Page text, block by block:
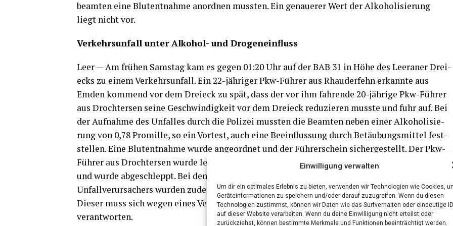
Einwilligung verwalten
Um dir ein optimales Erlebnis zu bieten, verwenden wir Technologien wie Cookies,
Geräteinformationen zu speichern und/oder darauf zuzugreifen. Wenn du diesen
Technologien zustimmst, können wir Daten wie das Surfverhalten oder eindeutige
auf dieser Website verarbeiten. Wenn du deine Einwilligung nicht erteilst oder
zurückziehst, können bestimmte Merkmale und Funktionen beeinträchtigt werden.
be­am­ten eine Blut­ent­nah­me anord­nen muss­ten. Ein genaue­rer Wert der Alko­ho­li­sie­rung
liegt nicht vor.
Ver­kehrs­un­fall unter Alko­hol- und Drogeneinfluss
Leer — Am frü­hen Sams­tag kam es gegen 01:20 Uhr auf der BAB 31 in Höhe des Leera­ner Drei­
ecks zu einem Ver­kehrs­un­fall. Ein 22-jäh­ri­ger Pkw-Füh­rer aus Rhau­der­fehn erkann­te aus
Emden kom­mend vor dem Drei­eck zu spät, dass der vor ihm fah­ren­de 20-jäh­ri­ge Pkw-Füh­rer
aus Droch­ter­sen sei­ne Geschwin­dig­keit vor dem Drei­eck redu­zie­ren muss­te und fuhr auf. Bei
der Auf­nah­me des Unfal­les durch die Poli­zei muss­ten die Beam­ten neben einer Alko­ho­li­sie­
rung von 0,78 Pro­mil­le, so ein Vor­test, auch eine Beein­flus­sung durch Betäu­bungs­mit­tel fest­
stel­len. Eine Blut­ent­nah­me wur­de ange­ord­net und der Füh­rer­schein sicher­ge­stellt. Der Pkw-
Füh­rer aus Droch­ter­sen wur­de leicht ver­letzt. Bei­de Fahr­zeu­ge waren nicht mehr fahr­be­reit
und wur­de abge­schleppt. Bei dem 25-jäh­ri­gen Bei­fah­rer (auch in Rhau­der­fehn woh­nend) des
Unfall­ver­ur­sa­chers wur­den zudem annä­hernd 50 g Can­na­bis auf­ge­fun­den und sicher­ge­stellt.
Die­ser muss sich wegen eines Ver­sto­ßes gegen das neue Kon­sum­can­na­bis­ge­setz
verantworten.